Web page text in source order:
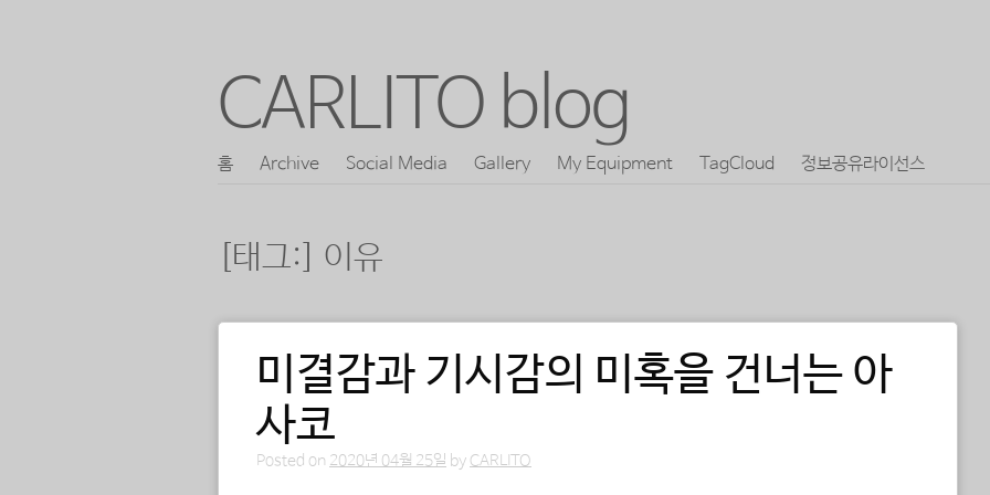
CARLITO blog
콘
로
홈 Archive Social Media Gallery My Equipment TagCloud 정보공유라이선스
[태그:] 이유
포스트 내비게이션
미결감과 기시감의 미혹을 건너는 아
사코
Posted on 2020년 04월 25일 by CARLITO